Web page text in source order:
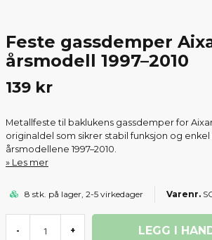
Feste gassdemper
årsmodell 1997–2010
139 kr
Metallfeste til baklukens gassdemper for
originaldel som sikrer stabil funksjon og
årsmodellene 1997–2010.
Les mer
8 stk. på lager, 2-5 virkedager
- + LEGG I